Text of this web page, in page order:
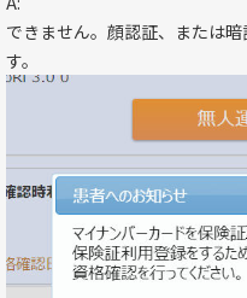
できません。顔認証、または
す。